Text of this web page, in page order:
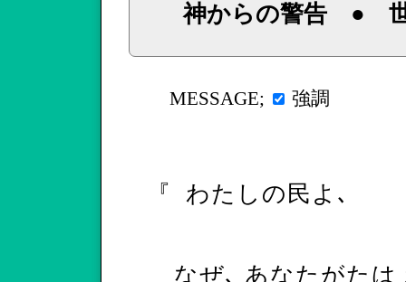
神からの警告 ● 世
MESSAGE; 強調
『 わたしの民よ､
なぜ､ あなたがたは